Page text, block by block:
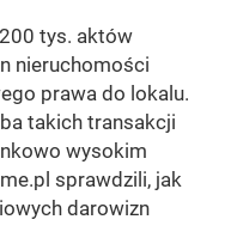
tys. aktów
nieruchomości
prawa do lokalu.
takich transakcji
wysokim
sprawdzili, jak
darowizn